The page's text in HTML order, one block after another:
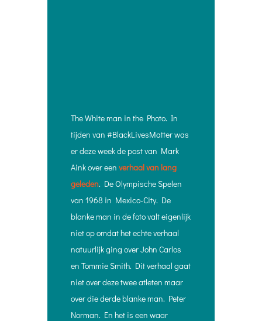
The White man in the Photo. In
tijden van #BlackLivesMatter was
er deze week de post van Mark
Aink over een verhaal van lang
geleden. De Olympische Spelen
van 1968 in Mexico-City. De
blanke man in de foto valt eigenlijk
niet op omdat het echte verhaal
natuurlijk ging over John Carlos
en Tommie Smith. Dit verhaal gaat
niet over deze twee atleten maar
over die derde blanke man. Peter
Norman. En het is een waar